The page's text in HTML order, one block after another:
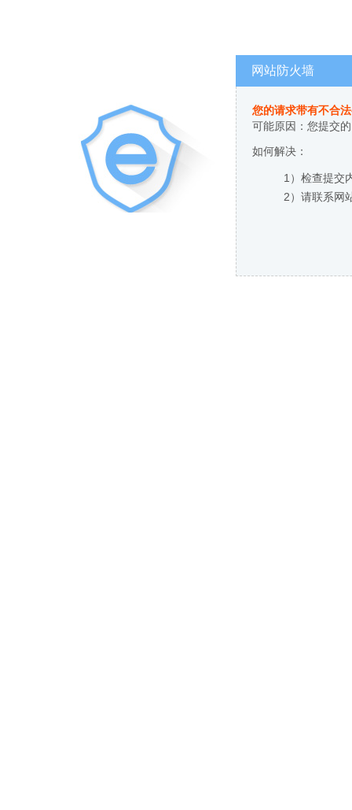
网站防火墙
您的请求带有不合
可能原因：您提交
如何解决：
1）检查提交
2）请联系网